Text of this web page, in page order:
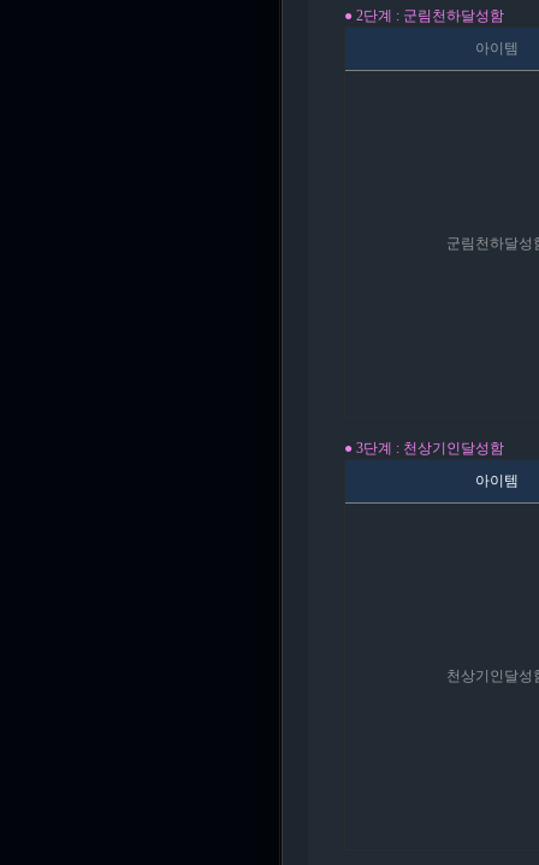
● 2단계 : 군림천하달성함
아이템
군림천하달성
● 3단계 : 천상기인 달성함
아이템
천상기인달성